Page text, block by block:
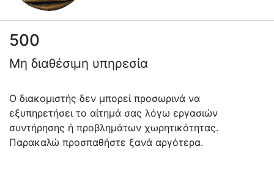
Πληροφορίες
Επικοινωνία
Υπηρεσίες
Αυτοαπόθεσης
Ανοιχτά
Δεδομένα
500
Μη διαθέσιμη υπηρεσία
Ο διακομιστής δεν μπορεί προσωρινά να
εξυπηρετήσει το αίτημά σας λόγω εργασιών
συντήρησης ή προβλημάτων χωρητικότητας.
Παρακαλώ προσπαθήστε ξανά αργότερα.